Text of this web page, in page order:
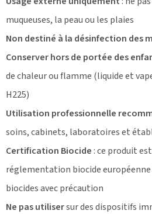
muqueuses, la peau ou les plaies
Non destiné à la désinfection des
Conserver hors de portée des
de chaleur ou flamme (liquide et
H225)
Utilisation professionnelle
soins, cabinets, laboratoires et
Certification Biocide : ce produit
réglementation biocide
biocides avec précaution
Ne pas utilisersur des dispositifs